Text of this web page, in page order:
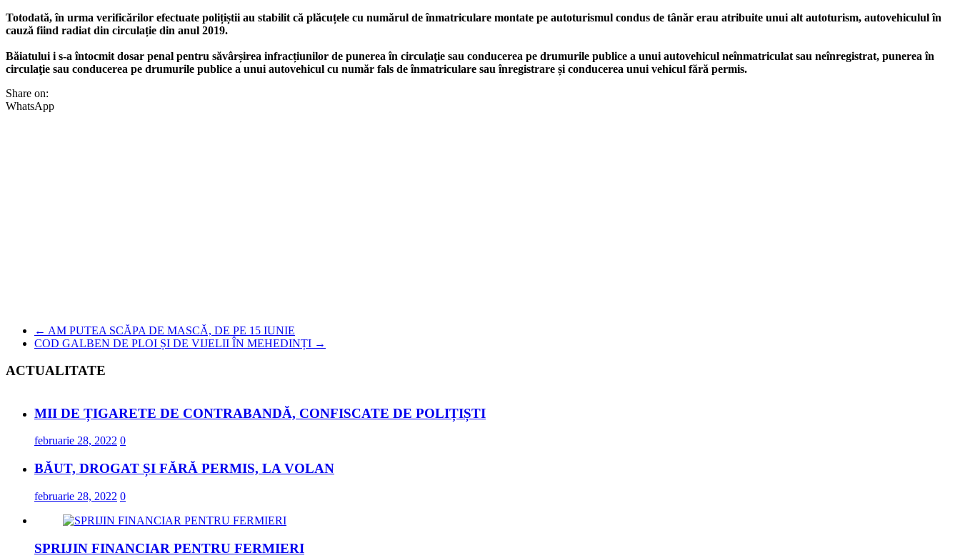
Totodată, în urma verificărilor efectuate polițiștii au stabilit că plăcuțele cu numărul de înmatriculare montate pe autoturismul condus de tânăr erau atribuite unui alt autoturism, autovehiculul în
cauză fiind radiat din circulație din anul 2019.
Băiatului i s-a întocmit dosar penal pentru săvârșirea infracțiunilor de punerea în circulaţie sau conducerea pe drumurile publice a unui autovehicul neînmatriculat sau neînregistrat, punerea în
circulaţie sau conducerea pe drumurile publice a unui autovehicul cu număr fals de înmatriculare sau înregistrare și conducerea unui vehicul fără permis.
Share on:
WhatsApp
← AM PUTEA SCĂPA DE MASCĂ, DE PE 15 IUNIE
COD GALBEN DE PLOI ȘI DE VIJELII ÎN MEHEDINȚI →
ACTUALITATE
MII DE ȚIGARETE DE CONTRABANDĂ, CONFISCATE DE POLIȚIȘTI
februarie 28, 2022 0
BĂUT, DROGAT ȘI FĂRĂ PERMIS, LA VOLAN
februarie 28, 2022 0
SPRIJIN FINANCIAR PENTRU FERMIERI